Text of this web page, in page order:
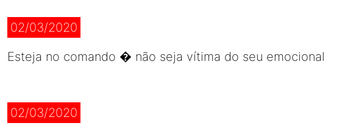
02/03/2020
Esteja no comando � não seja vítima do seu emocional
02/03/2020